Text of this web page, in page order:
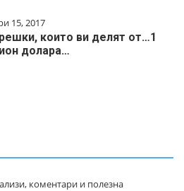
15, 2017
които ви делят от…1
дoлapa…
коментари и полезна